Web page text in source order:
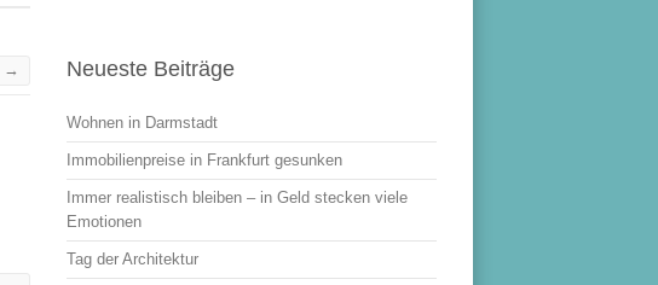
→ Neueste Beiträge
Wohnen in Darmstadt
Immobilienpreise in Frankfurt gesunken
Immer realistisch bleiben – in Geld stecken viele
Emotionen
Tag der Architektur